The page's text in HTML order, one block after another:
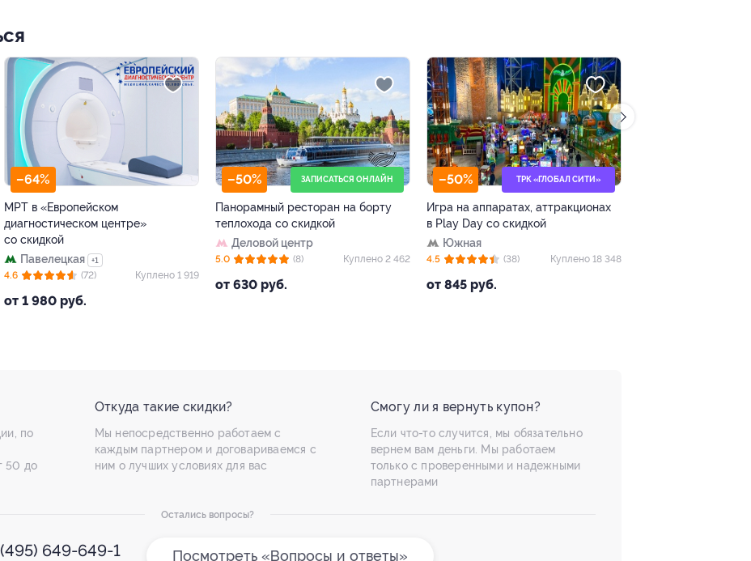
–50% ЗАПИСАТЬСЯ ОНЛАЙН
Панорамный ресторан на борту
теплохода со скидкой
Деловой центр
от 630 руб.
5.0 (8)
–50% ТРК «ГЛОБАЛ СИТИ»
Игра на аппаратах, аттракционах
в Play Day со скидкой
Южная
от 845 руб.
4.5 (38) Куплено 18 348
–30% МЫТИЩИ
Целый день развлечений в ТРЦ
«Июнь» в парке развлечений Joki
Joya
г. Мытищи, Мира ул, д. 51
по
50 до
Откуда такие скидки?
Мы непосредственно работаем с
каждым партнером и договариваемся с
ним о лучших условиях для вас
Смогу ли я вернуть купон?
Если что-то случится, мы обязательно
вернем вам деньги. Мы работаем
только с проверенными и надежными
партнерами
Остались вопросы?
(495) 649-649-1 Посмотреть «Вопросы и ответы»